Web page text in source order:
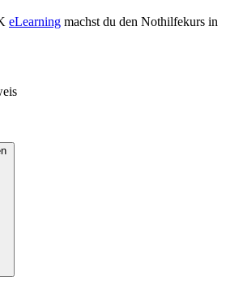
eLearning machst du den Nothilfekurs in